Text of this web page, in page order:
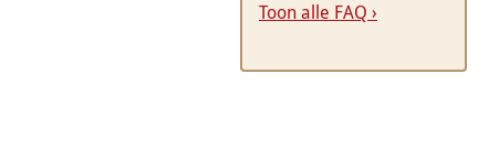
Toon alle FAQ ›